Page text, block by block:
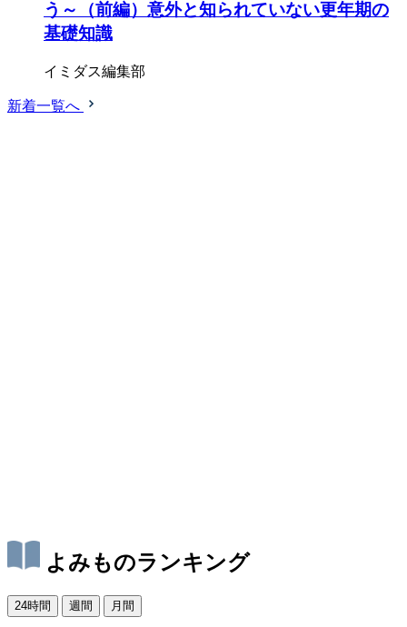
う～（前編）意外と知られていない更年期の
基礎知識
イミダス編集部
新着一覧へ
よみものランキング
24時間 週間 月間